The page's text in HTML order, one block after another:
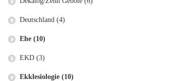
Deutschland (4)
Ehe (10)
EKD (3)
Ekklesiologie (10)